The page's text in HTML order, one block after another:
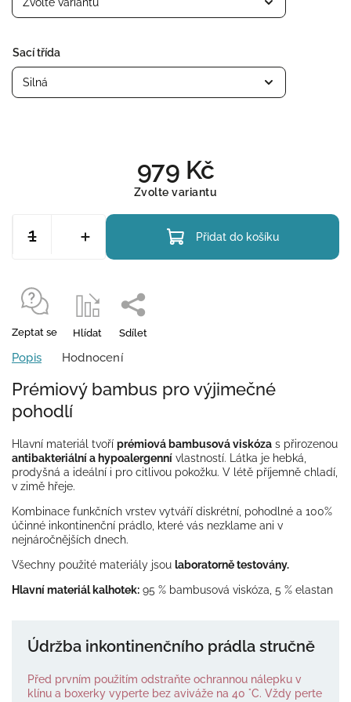
Sací třída
979 Kč
Zvolte variantu
Přidat do košíku
Zeptat se Hlídat Sdílet
Popis Hodnocení
Prémiový bambus pro výjimečné
pohodlí
Hlavní materiál tvoří prémiová bambusová viskóza s přirozenou
antibakteriální a hypoalergenní vlastností. Látka je hebká,
prodyšná a ideální i pro citlivou pokožku. V létě příjemně chladí,
v zimě hřeje.
Kombinace funkčních vrstev vytváří diskrétní, pohodlné a 100%
účinné inkontinenční prádlo, které vás nezklame ani v
nejnáročnějších dnech.
Všechny použité materiály jsou laboratorně testovány.
Hlavní materiál kalhotek: 95 % bambusová viskóza, 5 % elastan
Údržba inkontinenčního prádla stručně
Před prvním použitím odstraňte ochrannou nálepku v
klínu a boxerky vyperte bez aviváže na 40 °C. Vždy perte